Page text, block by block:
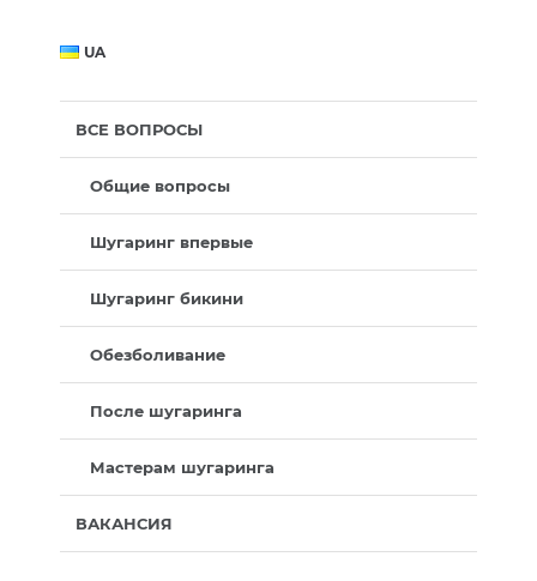
UA
ВСЕ ВОПРОСЫ
Общие вопросы
Шугаринг впервые
Шугаринг бикини
Обезболивание
После шугаринга
Мастерам шугаринга
ВАКАНСИЯ